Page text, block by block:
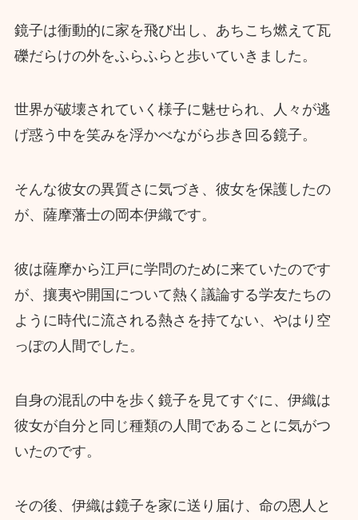
鏡子は衝動的に家を飛び出し、あちこち燃えて瓦
礫だらけの外をふらふらと歩いていきました。
世界が破壊されていく様子に魅せられ、人々が逃
げ惑う中を笑みを浮かべながら歩き回る鏡子。
そんな彼女の異質さに気づき、彼女を保護したの
が、薩摩藩士の岡本伊織です。
彼は薩摩から江戸に学問のために来ていたのです
が、攘夷や開国について熱く議論する学友たちの
ように時代に流される熱さを持てない、やはり空
っぽの人間でした。
自身の混乱の中を歩く鏡子を見てすぐに、伊織は
彼女が自分と同じ種類の人間であることに気がつ
いたのです。
その後、伊織は鏡子を家に送り届け、命の恩人と